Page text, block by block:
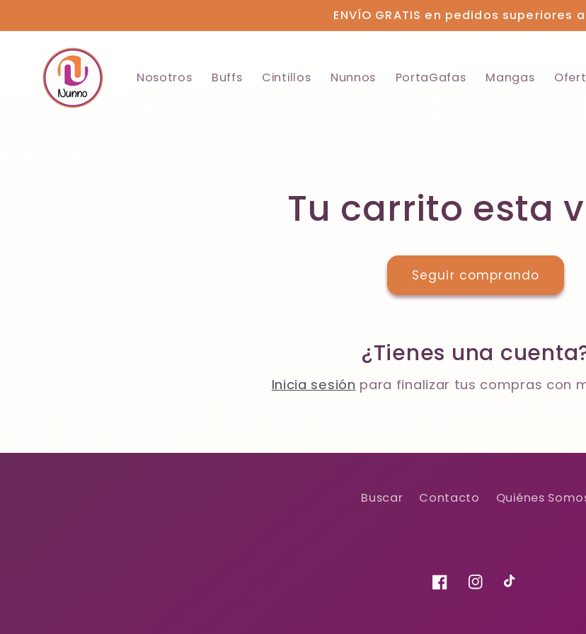
al contenido
ENVÍO GRATIS en pedidos superiores
Nosotros Buffs Cintillos Nunnos PortaGafas Mangas
Tu carrito esta
Seguir comprando
¿Tienes una
Inicia sesión para finalizar tus compras con
Buscar Contacto Quiénes
FacebookInstagram
TikTok